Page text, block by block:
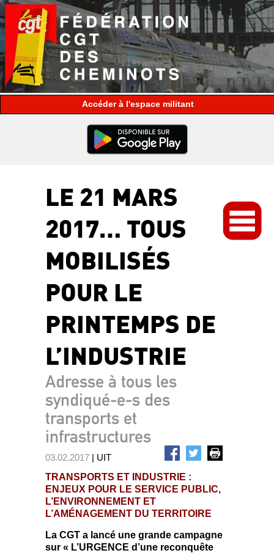
espace militant
LE 21 MARS
2017… TOUS
MOBILISÉS
POUR LE
PRINTEMPS DE
L’INDUSTRIE
Adresse à tous les
syndiqué-e-s des
transports et
infrastructures
03.02.2017 | UIT
TRANSPORTS ET INDUSTRIE :
ENJEUX POUR LE SERVICE PUBLIC,
L’ENVIRONNEMENT ET
L’AMÉNAGEMENT DU TERRITOIRE
La CGT a lancé une grande campagne
sur « L’URGENCE d’une reconquête